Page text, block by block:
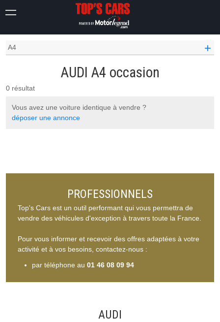
AUDI OCCASION
A4
+
AUDI A4 occasion
0 résultat
Vous avez une voiture identique à vendre ?
déposer une annonce
PROFESSIONNELS
Top's Cars est un outil performant qui vous permettra de
vendre des véhicules d'exception à travers toute la France.
Pour vous informer et recevoir des offres adaptées à votre
activité et à vos besoins, contactez-nous :
par téléphone au 01 46 08 09 94
AUDI